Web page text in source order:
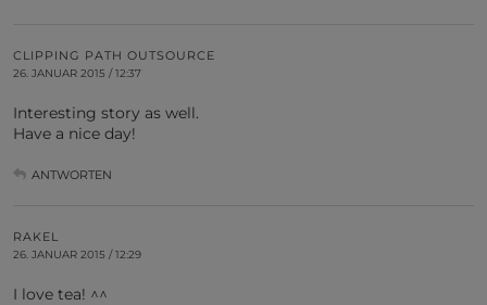
CLIPPING PATH OUTSOURCE
26. JANUAR 2015 / 12:37
Interesting story as well.
Have a nice day!
ANTWORTEN
RAKEL
26. JANUAR 2015 / 12:29
I love tea! ^^